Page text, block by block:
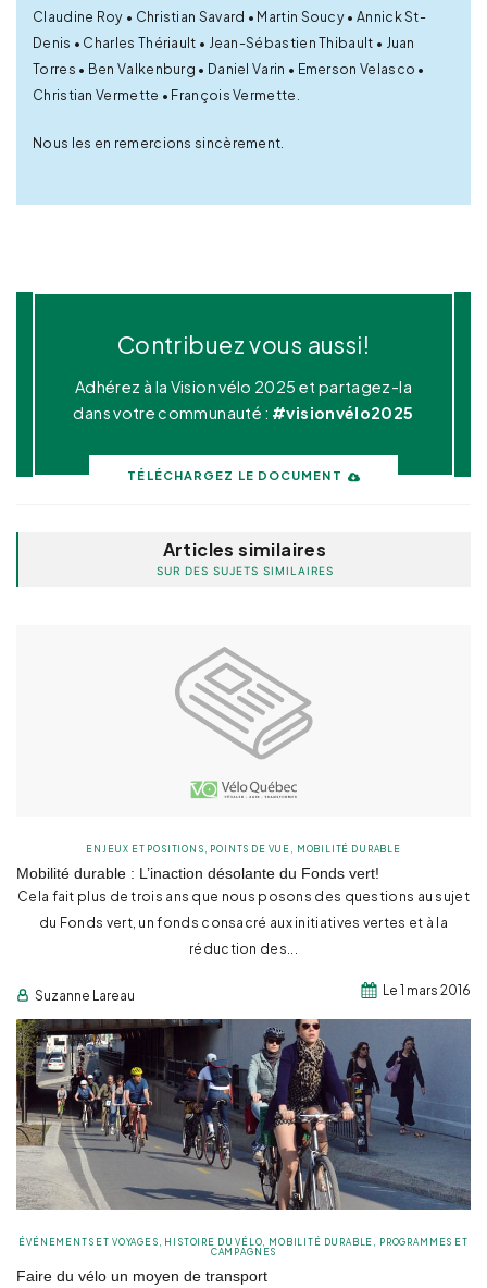
Claudine Roy • Christian Savard • Martin Soucy • Annick St-
Denis • Charles Thériault • Jean-Sébastien Thibault • Juan
Torres • Ben Valkenburg • Daniel Varin • Emerson Velasco •
Christian Vermette • François Vermette.
Nous les en remercions sincèrement.
Contribuez vous aussi!
Adhérez à la Vision vélo 2025 et partagez-la
dans votre communauté : #visionvélo2025
TÉLÉCHARGEZ LE DOCUMENT
Articles similaires
SUR DES SUJETS SIMILAIRES
ENJEUX ET POSITIONS POINTS DE VUE MOBILITÉ DURABLE
Mobilité durable : L’inaction désolante du Fonds vert!
Cela fait plus de trois ans que nous posons des questions au sujet
du Fonds vert, un fonds consacré aux initiatives vertes et à la
réduction des...
Suzanne Lareau Le 1 mars 2016
ÉVÉNEMENTS ET VOYAGES HISTOIRE DU VÉLO MOBILITÉ DURABLE
PROGRAMMES ET
CAMPAGNES
Faire du vélo un moyen de transport